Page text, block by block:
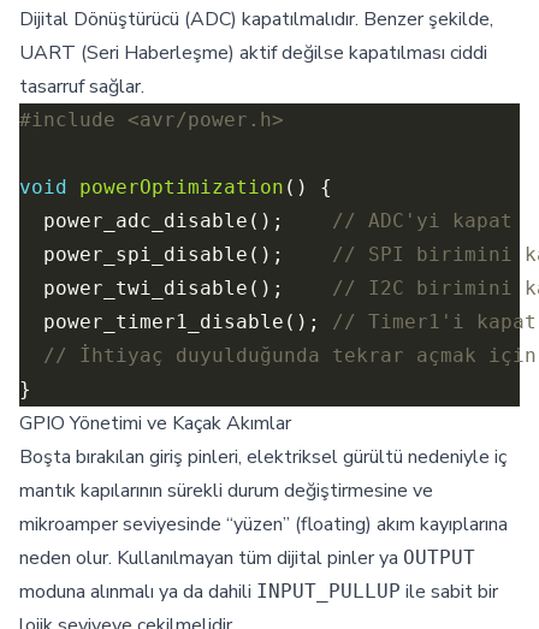
Dijital Dönüştürücü (ADC) kapatılmalıdır. Benzer şekilde,
UART (Seri Haberleşme) aktif değilse kapatılması ciddi
tasarruf sağlar.
#include <avr/power.h>
void powerOptimization
  power_adc_disable();
  power_spi_disable();
  power_twi_disable();
  power_timer1_disable();
GPIO Yönetimi ve Kaçak Akımlar
Boşta bırakılan giriş pinleri, elektriksel gürültü nedeniyle iç
mantık kapılarının sürekli durum değiştirmesine ve
mikroamper seviyesinde “yüzen” (floating) akım kayıplarına
neden olur. Kullanılmayan tüm dijital pinler ya OUTPUT
moduna alınmalı ya da dahili INPUT_PULLUP ile sabit bir